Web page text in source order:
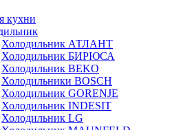
кухни
Холодильник АТЛАНТ
Холодильник БИРЮСА
Холодильник BEKO
Холодильники BOSCH
Холодильник GORENJE
Холодильник INDESIT
Холодильник LG